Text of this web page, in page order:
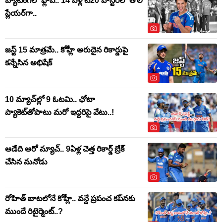
ప్లేయర్‌గా..
జస్ట్ 15 మాత్రమే.. కోహ్లీ అరుదైన రికార్డుపై
కన్నేసిన అభిషేక్
10 మ్యాచ్‌ల్లో 9 ఓటమి.. ఛోటా
ప్యాకెట్‌తోపాటు మరో ఇద్దరిపై వేటు..!
ఆడేది ఆరో మ్యాచ్.. 9ఏళ్ల చెత్త రికార్డ్‌ బ్రేక్
చేసిన మనోడు
రోహిత్ బాటలోనే కోహ్లీ.. వన్డే ప్రపంచ కప్‌నకు
ముందే రిటైర్మెంట్..?